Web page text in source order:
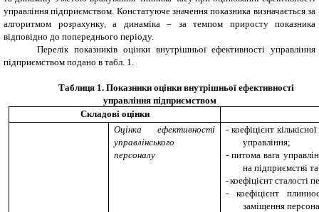
управління підприємством. Констатуюче значення показника визначається за
алгоритмом розрахунку, а динаміка – за темпом приросту показника
відповідно до попереднього періоду.
Перелік показників оцінки внутрішньої ефективності управління
підприємством подано в табл. 1.
Таблиця 1.Показники оцінки внутрішньої ефективності
управління підприємством
Складові оцінки
Оцінка ефективності
управлінського
персоналу
- коефіцієнт
управління;
- питома вага
на підприємстві
-коефіцієнт сталості
-
коефіцієнт
заміщення